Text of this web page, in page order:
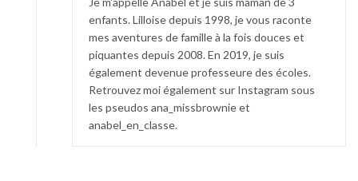
enfants. Lilloise depuis 1998, je vous raconte
mes aventures de famille à la fois douces et
piquantes depuis 2008. En 2019, je suis
également devenue professeure des écoles.
Retrouvez moi également sur Instagram sous
les pseudos ana_missbrownie et
anabel_en_classe.